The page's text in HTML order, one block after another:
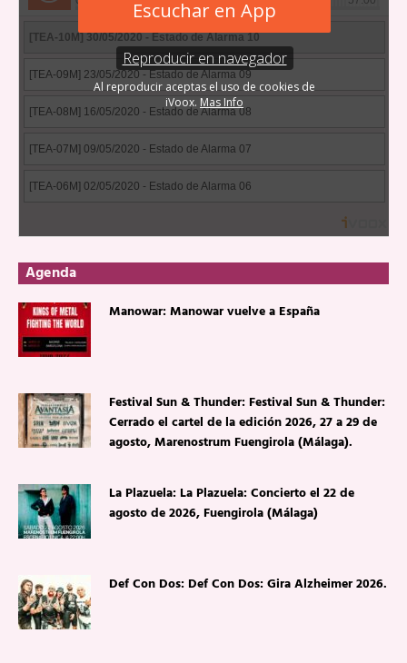
Agenda
Manowar: Manowar vuelve a España
Festival Sun & Thunder: Festival Sun & Thunder:
Cerrado el cartel de la edición 2026, 27 a 29 de
agosto, Marenostrum Fuengirola (Málaga).
La Plazuela: La Plazuela: Concierto el 22 de
agosto de 2026, Fuengirola (Málaga)
Def Con Dos: Def Con Dos: Gira Alzheimer 2026.